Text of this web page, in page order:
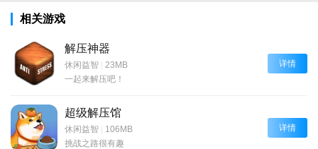
相关游戏
解压神器
休闲益智 | 23MB
一起来解压吧！
详情
超级解压馆
休闲益智 | 106MB
挑战之路很有趣
详情